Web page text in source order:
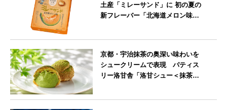
土産「ミレーサンド」に 初の夏の
新フレーバー「北海道メロン味」
京都・宇治抹茶の奥深い味わいを
シュークリームで表現 パティス
リー洛甘舎「洛甘シュー＜抹茶